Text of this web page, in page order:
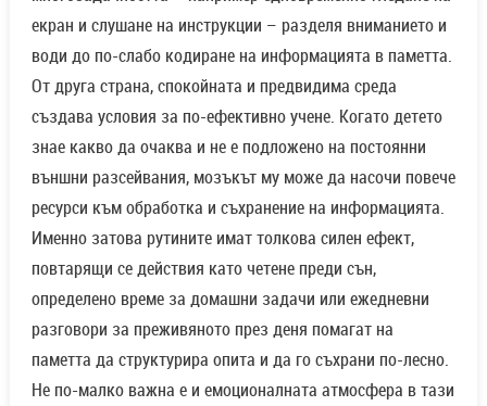
екран и слушане на инструкции – разделя вниманието и
води до по-слабо кодиране на информацията в паметта.
От друга страна, спокойната и предвидима среда
създава условия за по-ефективно учене. Когато детето
знае какво да очаква и не е подложено на постоянни
външни разсейвания, мозъкът му може да насочи повече
ресурси към обработка и съхранение на информацията.
Именно затова рутините имат толкова силен ефект,
повтарящи се действия като четене преди сън,
определено време за домашни задачи или ежедневни
разговори за преживяното през деня помагат на
паметта да структурира опита и да го съхрани по-лесно.
Не по-малко важна е и емоционалната атмосфера в тази